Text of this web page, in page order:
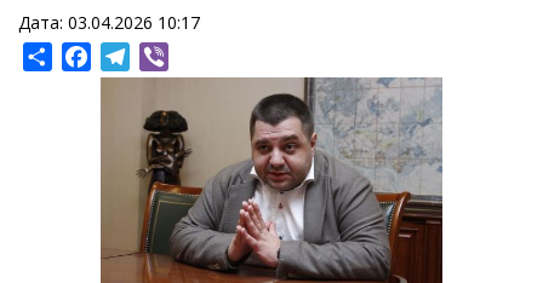
Дата: 03.04.2026 10:17
ShareFacebookTelegram